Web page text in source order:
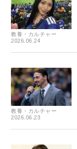
教養・カルチャー
2026.06.24
教養・カルチャー
2026.06.23